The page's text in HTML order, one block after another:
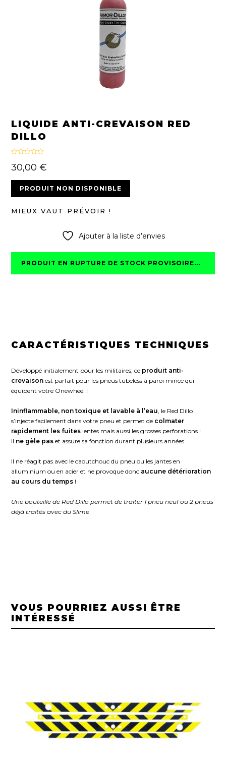
LIQUIDE ANTI-CREVAISON RED
DILLO
sur 5
basé sur
30,00€
PRODUIT NON DISPONIBLE
MIEUX VAUT PRÉVOIR !
Ajouter à la liste d’envies
PRODUIT EN RUPTURE DE STOCK PROVISOIRE...
CARACTÉRISTIQUES TECHNIQUES
Développé initialement pour les militaires, ce produit anti-
crevaison est parfait pour les pneus tubeless à paroi mince qui
équipent votre Onewheel !
Ininflammable, non toxique et lavable à l’eau, le Red Dillo
s’injecte facilement dans votre pneu et permet de colmater
rapidement les fuites lentes mais aussi les grosses perforations !
Il ne gèle pas et assure sa fonction durant plusieurs années.
Il ne réagit pas avec le caoutchouc du pneu ou les jantes en
alluminium ou en acier et ne provoque donc aucune détérioration
au cours du temps !
Une bouteille de Red Dillo permet de traiter 1 pneu neuf ou 2 pneus
déjà traités avec du Slime
VOUS POURRIEZ AUSSI ÊTRE
INTÉRESSÉ